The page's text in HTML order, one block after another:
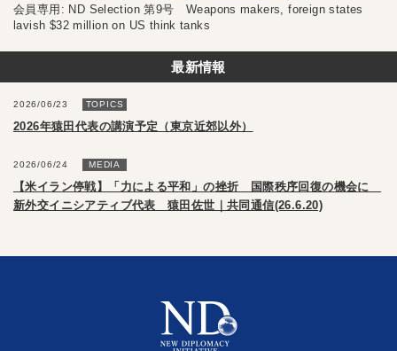
会員専用: ND Selection 第9号 Weapons makers, foreign states
lavish $32 million on US think tanks
最新情報
2026/06/23 TOPICS
2026年猿田代表の講演予定（東京近郊以外）
2026/06/24 MEDIA
【米イラン停戦】「力による平和」の挫折 国際秩序回復の機会に
新外交イニシアティブ代表 猿田佐世｜共同通信(26.6.20)